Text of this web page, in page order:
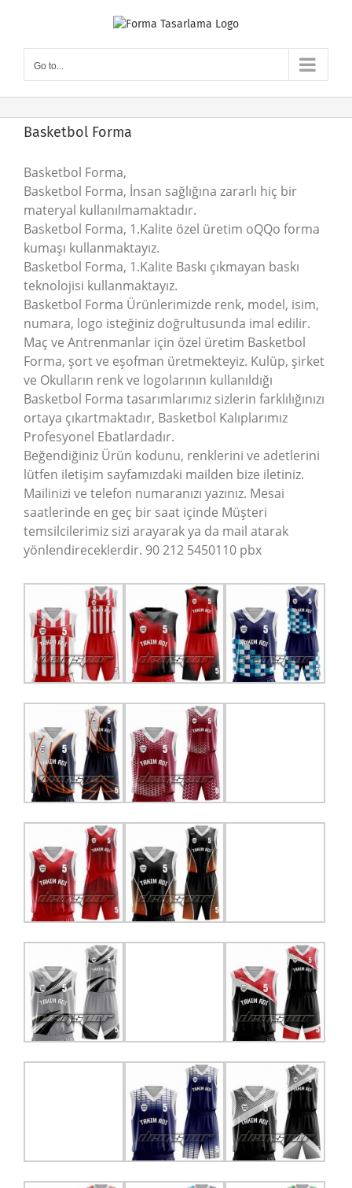
Go to...
Basketbol Forma
Basketbol Forma,
Basketbol Forma, İnsan sağlığına zararlı hiç bir
materyal kullanılmamaktadır.
Basketbol Forma, 1.Kalite özel üretim oQQo forma
kumaşı kullanmaktayız.
Basketbol Forma, 1.Kalite Baskı çıkmayan baskı
teknolojisi kullanmaktayız.
Basketbol Forma Ürünlerimizde renk, model, isim,
numara, logo isteğiniz doğrultusunda imal edilir.
Maç ve Antrenmanlar için özel üretim Basketbol
Forma, şort ve eşofman üretmekteyiz. Kulüp, şirket
ve Okulların renk ve logolarının kullanıldığı
Basketbol Forma tasarımlarımız sizlerin farklılığınızı
ortaya çıkartmaktadır, Basketbol Kalıplarımız
Profesyonel Ebatlardadır.
Beğendiğiniz Ürün kodunu, renklerini ve adetlerini
lütfen iletişim sayfamızdaki mailden bize iletiniz.
Mailinizi ve telefon numaranızı yazınız. Mesai
saatlerinde en geç bir saat içinde Müşteri
temsilcilerimiz sizi arayarak ya da mail atarak
yönlendireceklerdir. 90 212 5450110 pbx